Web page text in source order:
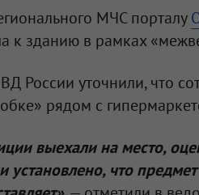
МЧС порталу
к зданию в рамках
России уточнили, что
рядом с
выехали на место,
установлено, что